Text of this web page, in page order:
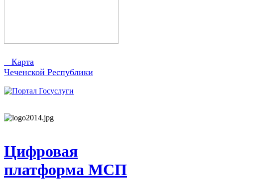
Карта
Чеченской Республики
Цифровая
платформа МСП